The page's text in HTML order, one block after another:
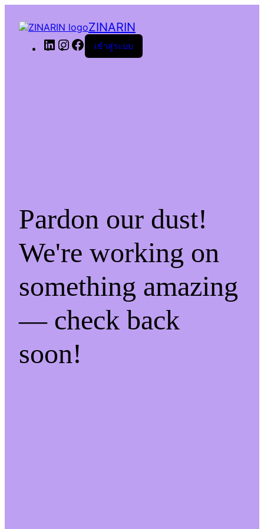
ZINARIN
LinkedInInstagram
Facebook
เข้าสู่ระบบ
Pardon our dust!
We're working on
something amazing
— check back
soon!